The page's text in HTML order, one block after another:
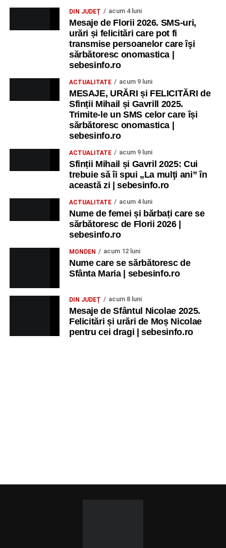
DIN JUDEȚ acum 4 luni
Mesaje de Florii 2026. SMS-uri,
urări și felicitări care pot fi
transmise persoanelor care îşi
sărbătoresc onomastica |
sebesinfo.ro
ACTUALITATE acum 9 luni
MESAJE, URĂRI și FELICITĂRI de
Sfinții Mihail și Gavrill 2025.
Trimite-le un SMS celor care își
sărbătoresc onomastica |
sebesinfo.ro
ACTUALITATE acum 9 luni
Sfinții Mihail și Gavril 2025: Cui
trebuie să îi spui „La mulţi ani” în
această zi | sebesinfo.ro
ACTUALITATE acum 4 luni
Nume de femei și bărbați care se
sărbătoresc de Florii 2026 |
sebesinfo.ro
MONDEN acum 12 luni
Nume care se sărbătoresc de
Sfânta Maria | sebesinfo.ro
DIN JUDEȚ acum 8 luni
Mesaje de Sfântul Nicolae 2025.
Felicitări și urări de Moș Nicolae
pentru cei dragi | sebesinfo.ro